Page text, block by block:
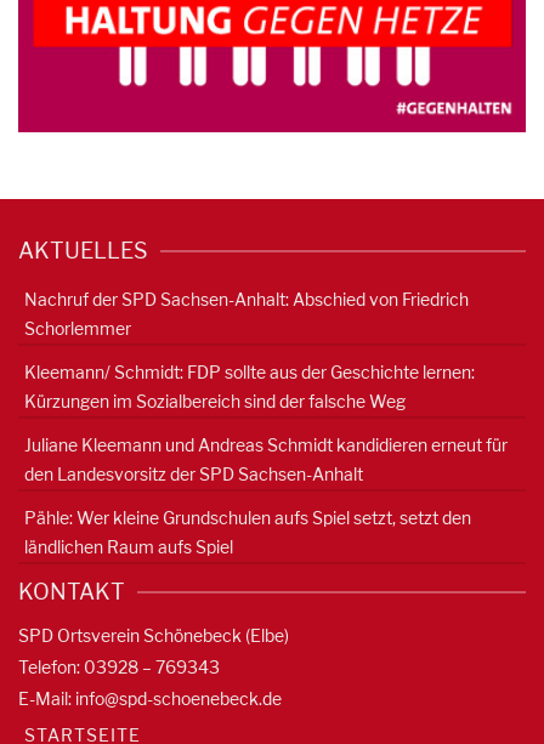
AKTUELLES
Nachruf der SPD Sachsen-Anhalt: Abschied von Friedrich
Schorlemmer
Kleemann/ Schmidt: FDP sollte aus der Geschichte lernen:
Kürzungen im Sozialbereich sind der falsche Weg
Juliane Kleemann und Andreas Schmidt kandidieren erneut für
den Landesvorsitz der SPD Sachsen-Anhalt
Pähle: Wer kleine Grundschulen aufs Spiel setzt, setzt den
ländlichen Raum aufs Spiel
KONTAKT
SPD Ortsverein Schönebeck (Elbe)
Telefon: 03928 – 769343
E-Mail: info@spd-schoenebeck.de
STARTSEITE